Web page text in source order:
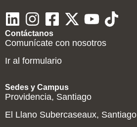
Contáctanos
Comunícate con nosotros
Ir al formulario
Sedes y Campus
Providencia, Santiago
El Llano Subercaseaux, Santiago